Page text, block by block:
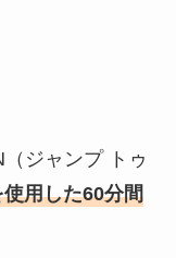
ジャンプ トゥ
用した60分間